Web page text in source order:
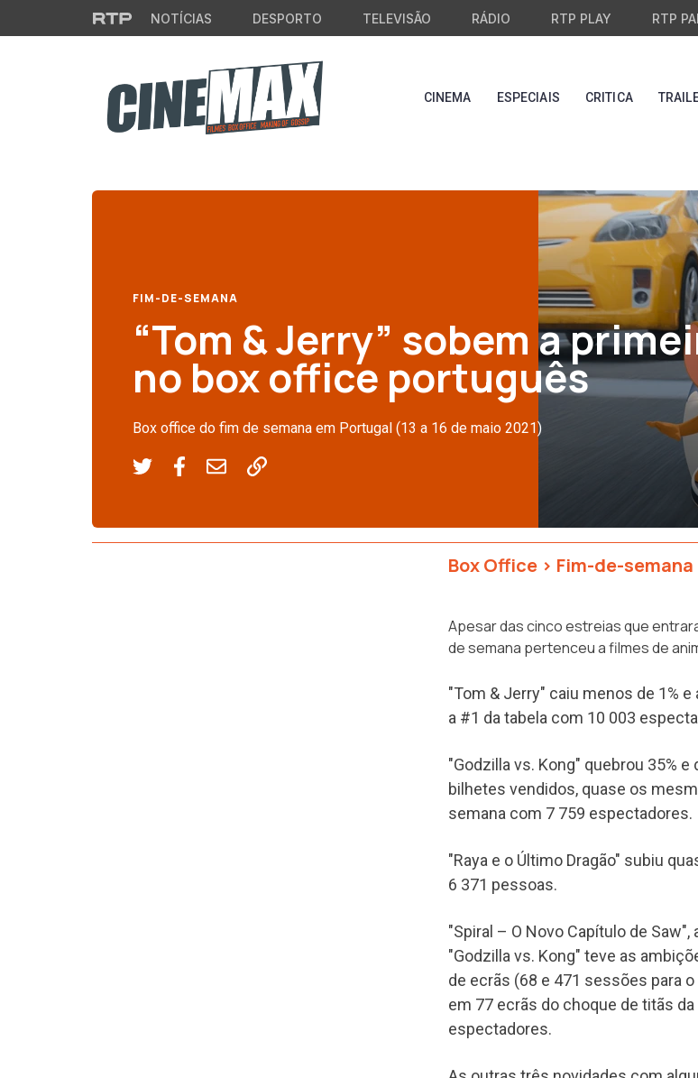
Saltar para o conteúdo principal
NOTÍCIAS DESPORTO TELEVISÃO RÁDIO RTP PLAY RTP
CINEMA ESPECIAIS CRITICA
FIM-DE-SEMANA
“Tom & Jerry” sobem a
no box office português
Box office do fim de semana em Portugal (13 a 16 de maio 2021)
Box Office > Fim-de-semana
Apesar das cinco estreias que
de semana pertenceu a filmes de
"Tom & Jerry" caiu menos de 1%
a #1 da tabela com 10 003
"Godzilla vs. Kong" quebrou 35%
bilhetes vendidos, quase os
semana com 7 759 espectadores.
"Raya e o Último Dragão" subiu
6 371 pessoas.
"Spiral – O Novo Capítulo de
"Godzilla vs. Kong" teve as
de ecrãs (68 e 471 sessões para
em 77 ecrãs do choque de titãs
espectadores.